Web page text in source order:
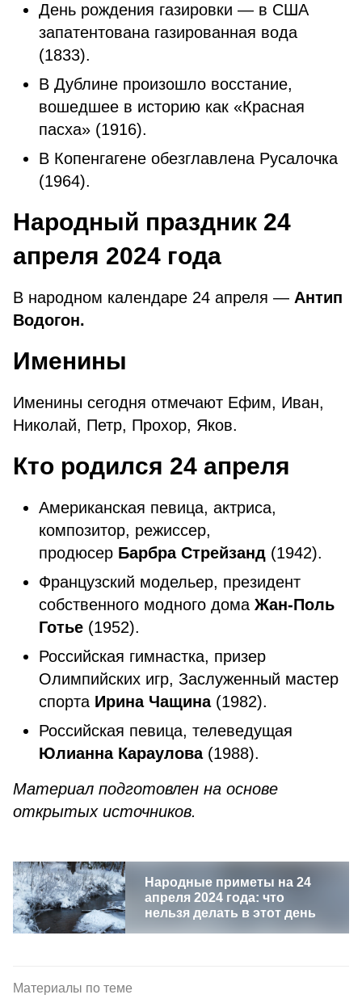
День рождения газировки — в США
запатентована газированная вода
(1833).
В Дублине произошло восстание,
вошедшее в историю как «Красная
пасха» (1916).
В Копенгагене обезглавлена Русалочка
(1964).
Народный праздник 24
апреля 2024 года
В народном календаре 24 апреля — Антип
Водогон.
Именины
Именины сегодня отмечают Ефим, Иван,
Николай, Петр, Прохор, Яков.
Кто родился 24 апреля
Американская певица, актриса,
композитор, режиссер,
продюсер Барбра Стрейзанд (1942).
Французский модельер, президент
собственного модного дома Жан-Поль
Готье (1952).
Российская гимнастка, призер
Олимпийских игр, Заслуженный мастер
спорта Ирина Чащина (1982).
Российская певица, телеведущая
Юлианна Караулова (1988).
Материал подготовлен на основе
открытых источников.
Народные приметы на 24
апреля 2024 года: что
нельзя делать в этот день
Материалы по теме